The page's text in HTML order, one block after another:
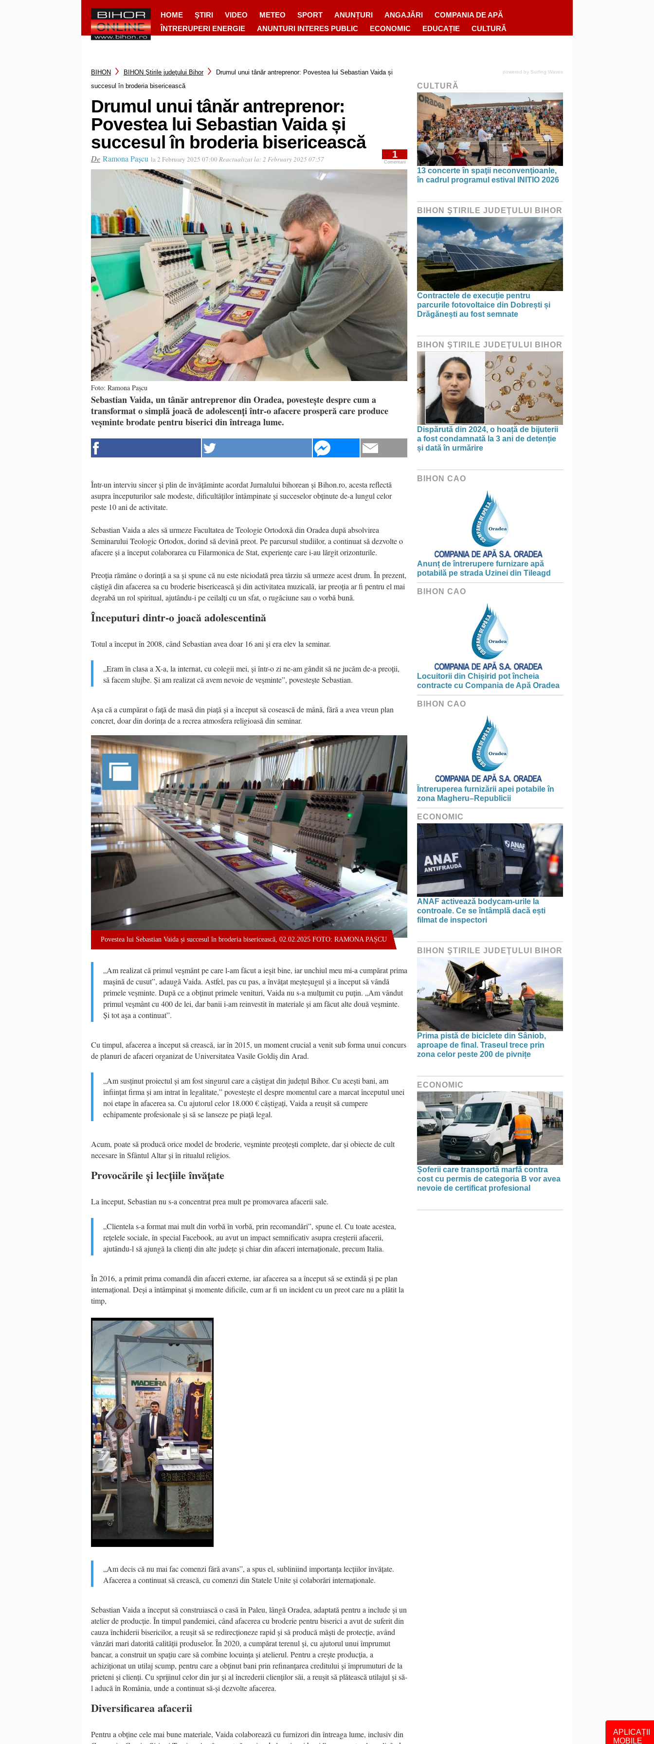
HOME ŞTIRI VIDEO METEO SPORT ANUNȚURI ANGAJĂRI
COMPANIA DE APĂ
ÎNTRERUPERI ENERGIE
ANUNTURI INTERES PUBLIC ECONOMIC EDUCAȚIE CULTURĂ
APLICAȚII
MOBILE
BIHON BIHON Ştirile judeţului Bihor
Drumul unui tânăr antreprenor: Povestea lui Sebastian Vaida și
succesul în broderia bisericească
Drumul unui tânăr antreprenor:
Povestea lui Sebastian Vaida și
succesul în broderia bisericească
De Ramona Pașcu la 2 February 2025 07:00 Reactualizat la:2 February 2025 07:57 1
Comentarii
Foto: Ramona Pașcu
Sebastian Vaida, un tânăr antreprenor din Oradea, povestește despre cum a
transformat o simplă joacă de adolescenți într-o afacere prosperă care produce
veșminte brodate pentru biserici din întreaga lume.
Într-un interviu sincer și plin de învățăminte acordat Jurnalului bihorean și Bihon.ro, acesta reflectă
asupra începuturilor sale modeste, dificultăților întâmpinate și succeselor obținute de-a lungul celor
peste 10 ani de activitate.
Sebastian Vaida a ales să urmeze Facultatea de Teologie Ortodoxă din Oradea după absolvirea
Seminarului Teologic Ortodox, dorind să devină preot. Pe parcursul studiilor, a continuat să dezvolte o
afacere și a început colaborarea cu Filarmonica de Stat, experiențe care i-au lărgit orizonturile.
Preoția rămâne o dorință a sa și spune că nu este niciodată prea târziu să urmeze acest drum. În prezent,
câștigă din afacerea sa cu broderie bisericească și din activitatea muzicală, iar preoția ar fi pentru el mai
degrabă un rol spiritual, ajutându-i pe ceilalți cu un sfat, o rugăciune sau o vorbă bună.
Începuturi dintr-o joacă adolescentină
Totul a început în 2008, când Sebastian avea doar 16 ani și era elev la seminar.
„Eram în clasa a X-a, la internat, cu colegii mei, și într-o zi ne-am gândit să ne jucăm de-a preoții,
să facem slujbe. Și am realizat că avem nevoie de veșminte”, povestește Sebastian.
Așa că a cumpărat o față de masă din piață și a început să cosească de mână, fără a avea vreun plan
concret, doar din dorința de a recrea atmosfera religioasă din seminar.
Povestea lui Sebastian Vaida și succesul în broderia bisericească, 02.02.2025 FOTO: RAMONA PAȘCU
„Am realizat că primul veșmânt pe care l-am făcut a ieșit bine, iar unchiul meu mi-a cumpărat prima
mașină de cusut”, adaugă Vaida. Astfel, pas cu pas, a învățat meșteșugul și a început să vândă
primele veșminte. După ce a obținut primele venituri, Vaida nu s-a mulțumit cu puțin. „Am vândut
primul veșmânt cu 400 de lei, dar banii i-am reinvestit în materiale și am făcut alte două veșminte.
Și tot așa a continuat”.
Cu timpul, afacerea a început să crească, iar în 2015, un moment crucial a venit sub forma unui concurs
de planuri de afaceri organizat de Universitatea Vasile Goldiș din Arad.
„Am susținut proiectul și am fost singurul care a câștigat din județul Bihor. Cu acești bani, am
înființat firma și am intrat în legalitate,” povestește el despre momentul care a marcat începutul unei
noi etape în afacerea sa. Cu ajutorul celor 18.000 € câștigați, Vaida a reușit să cumpere
echipamente profesionale și să se lanseze pe piață legal.
Acum, poate să producă orice model de broderie, veșminte preoțești complete, dar și obiecte de cult
necesare în Sfântul Altar și în ritualul religios.
Provocările și lecțiile învățate
La început, Sebastian nu s-a concentrat prea mult pe promovarea afacerii sale.
„Clientela s-a format mai mult din vorbă în vorbă, prin recomandări”, spune el. Cu toate acestea,
rețelele sociale, în special Facebook, au avut un impact semnificativ asupra creșterii afacerii,
ajutându-l să ajungă la clienți din alte județe și chiar din afaceri internaționale, precum Italia.
În 2016, a primit prima comandă din afaceri externe, iar afacerea sa a început să se extindă și pe plan
internațional. Deși a întâmpinat și momente dificile, cum ar fi un incident cu un preot care nu a plătit la
timp,
„Am decis că nu mai fac comenzi fără avans”, a spus el, subliniind importanța lecțiilor învățate.
Afacerea a continuat să crească, cu comenzi din Statele Unite și colaborări internaționale.
Sebastian Vaida a început să construiască o casă în Paleu, lângă Oradea, adaptată pentru a include și un
atelier de producție. În timpul pandemiei, când afacerea cu broderie pentru biserici a avut de suferit din
cauza închiderii bisericilor, a reușit să se redirecționeze rapid și să producă măști de protecție, având
vânzări mari datorită calității produselor. În 2020, a cumpărat terenul și, cu ajutorul unui împrumut
bancar, a construit un spațiu care să combine locuința și atelierul. Pentru a crește producția, a
achiziționat un utilaj scump, pentru care a obținut bani prin refinanțarea creditului și împrumuturi de la
prieteni și clienți. Cu sprijinul celor din jur și al încrederii clienților săi, a reușit să plătească utilajul și să-
l aducă în România, unde a continuat să-și dezvolte afacerea.
Diversificarea afacerii
Pentru a obține cele mai bune materiale, Vaida colaborează cu furnizori din întreaga lume, inclusiv din
powered by Surfing Waves
CULTURĂ
13 concerte în spaţii neconvenţioanle,
în cadrul programul estival INITIO 2026
BIHON ŞTIRILE JUDEŢULUI BIHOR
Contractele de execuție pentru
parcurile fotovoltaice din Dobrești și
Drăgănești au fost semnate
BIHON ŞTIRILE JUDEŢULUI BIHOR
Dispărută din 2024, o hoață de bijuterii
a fost condamnată la 3 ani de detenție
și dată în urmărire
BIHON CAO
Anunț de întrerupere furnizare apă
potabilă pe strada Uzinei din Tileagd
BIHON CAO
Locuitorii din Chișirid pot încheia
contracte cu Compania de Apă Oradea
BIHON CAO
Întreruperea furnizării apei potabile în
zona Magheru–Republicii
ECONOMIC
ANAF activează bodycam-urile la
controale. Ce se întâmplă dacă ești
filmat de inspectori
BIHON ŞTIRILE JUDEŢULUI BIHOR
Prima pistă de biciclete din Sâniob,
aproape de final. Traseul trece prin
zona celor peste 200 de pivnițe
ECONOMIC
Șoferii care transportă marfă contra
cost cu permis de categoria B vor avea
nevoie de certificat profesional